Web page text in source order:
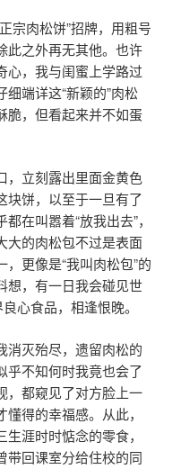
宗肉松饼”招牌，用粗号
此之外再无其他。也许
心，我与闺蜜上学路过
端详这“新颖的”肉松
脆，但看起来并不如蛋
，立刻露出里面金黄色
块饼，以至于一旦有了
在叫嚣着“放我出去”，
大的肉松包不过是表面
更像是“我叫肉松包”的
想，有一日我会碰见世
心食品，相逢恨晚。
消灭殆尽，遗留肉松的
乎不知何时我竟也会了
，都窥见了对方脸上一
得的幸福感。从此，
涯时时惦念的零食，
带回课室分给住校的同